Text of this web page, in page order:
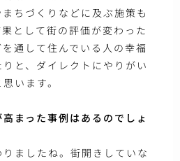
ちづくりなどに及ぶ施策も
として街の評価が変わった
通して住んでいる人の幸福
と、ダイレクトにやりがい
います。
まった事例はあるのでしょ
ましたね。街開きしていな